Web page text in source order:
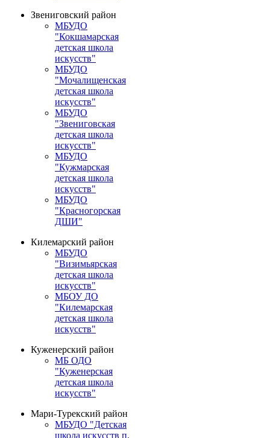
Звениговский район
МБУДО
"Кокшамарская
детская школа
искусств"
МБУДО
"Мочалищенская
детская школа
искусств"
МБУДО
"Звениговская
детская школа
искусств"
МБУДО
"Кужмарская
детская школа
искусств"
МБУДО
"Красногорская
ДШИ"
Килемарский район
МБУДО
"Визимьярская
детская школа
искусств"
МБОУ ДО
"Килемарская
детская школа
искусств"
Куженерский район
МБ ОДО
"Куженерская
детская школа
искусств"
Мари-Турекский район
МБУДО "Детская
школа искусств п.